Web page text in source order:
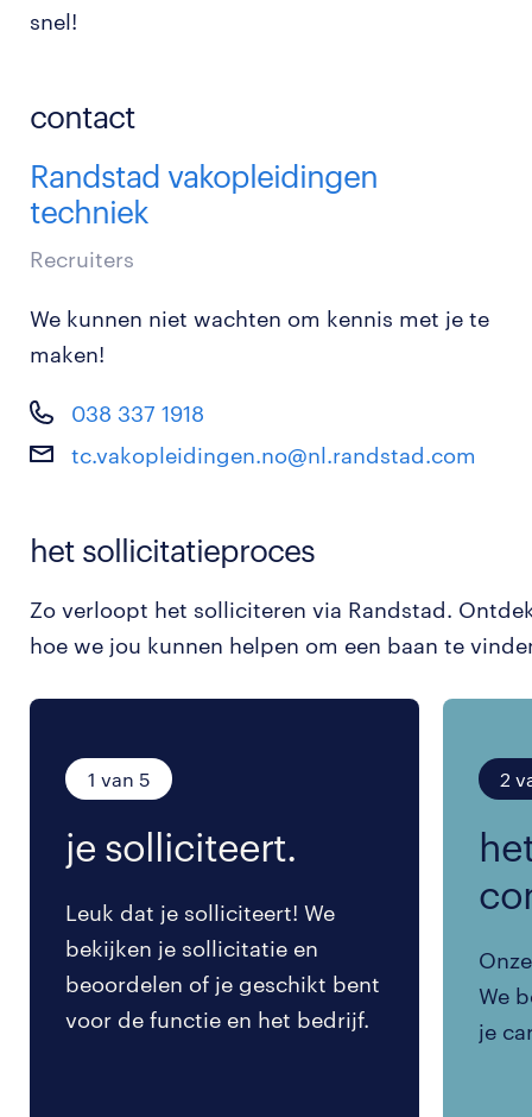
snel!
contact
Randstad vakopleidingen
techniek
Recruiters
We kunnen niet wachten om kennis met je te
maken!
038 337 1918
tc.vakopleidingen.no@nl.randstad.com
het sollicitatieproces
Zo verloopt het solliciteren via Randstad.
hoe we jou kunnen helpen om een baan te
1 van 5
je solliciteert.
Leuk dat je solliciteert! We
bekijken je sollicitatie en
beoordelen of je geschikt bent
voor de functie en het bedrijf.
2
We
je